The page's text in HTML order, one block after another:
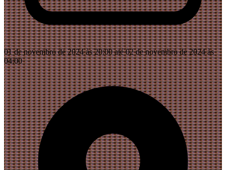
01 de novembro de 2024 às 20:00 até 02 de novembro de 2024 às
04:00